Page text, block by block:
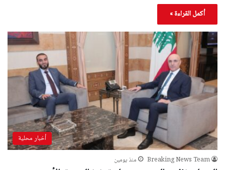
أكمل القراءة »
أخبار محلية
Breaking News Team منذ يومين